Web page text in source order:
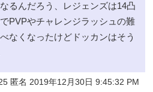
るんだろう、レジェンズは14凸
PVPやチャレンジラッシュの難
なくなったけどドッカンはそう
匿名 2019年12月30日 9:45:32 PM